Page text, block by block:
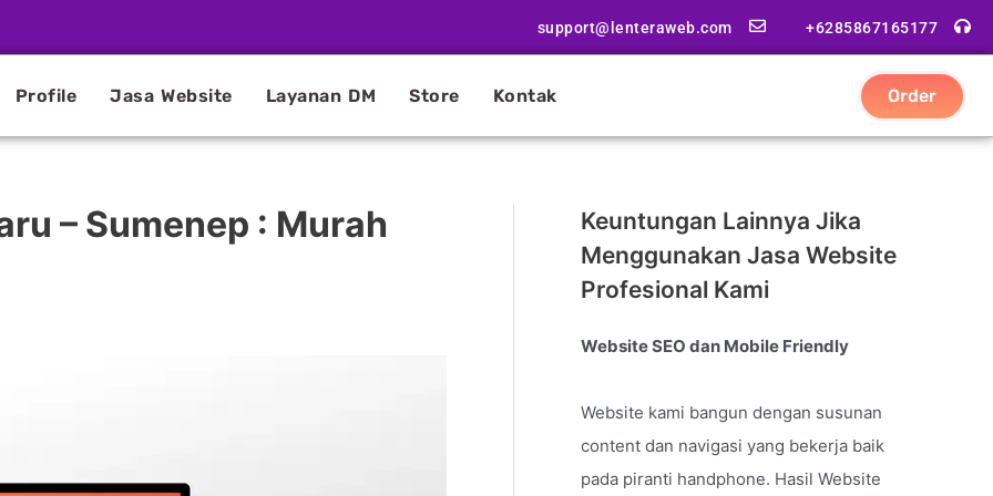
support@lenteraweb.com +6285867165177
Profile Jasa Website Layanan DM Store Kontak Order
– Sumenep : Murah
Keuntungan Lainnya Jika
Menggunakan Jasa Website
Profesional Kami
Website SEO dan Mobile Friendly
Website kami bangun dengan susunan
content dan navigasi yang bekerja baik
pada piranti handphone. Hasil Website